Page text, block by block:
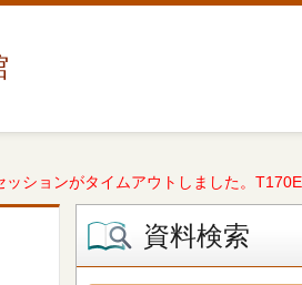
ションがタイムアウトしました。
資料検索